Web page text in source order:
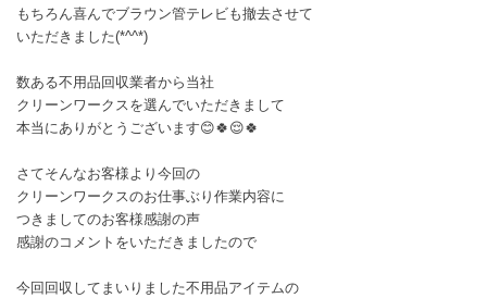
もちろん喜んでブラウン管テレビも撤去させて
いただきました(*^^*)
数ある不用品回収業者から当社
クリーンワークスを選んでいただきまして
本当にありがとうございます😊🍀😌🍀
さてそんなお客様より今回の
クリーンワークスのお仕事ぶり作業内容に
つきましてのお客様感謝の声
感謝のコメントをいただきましたので
今回回収してまいりました不用品アイテムの